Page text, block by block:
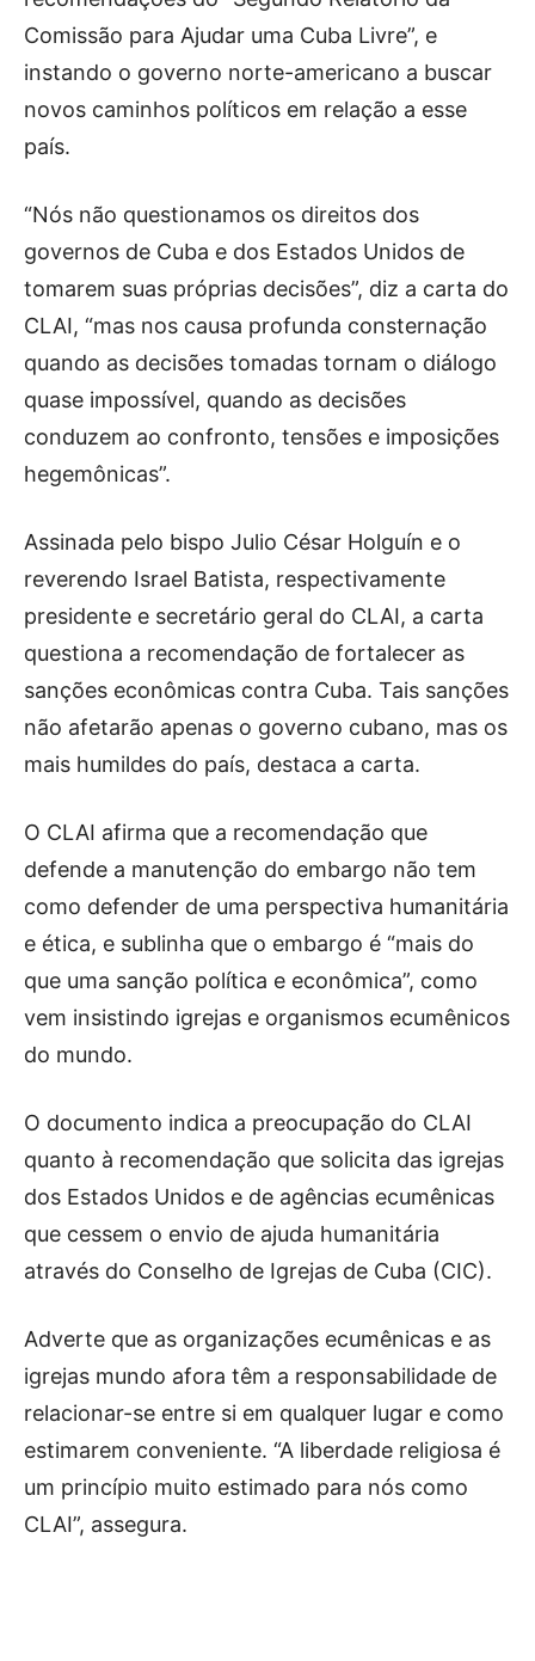
Comissão para Ajudar uma Cuba Livre”, e
instando o governo norte-americano a buscar
novos caminhos políticos em relação a esse
país.
“Nós não questionamos os direitos dos
governos de Cuba e dos Estados Unidos de
tomarem suas próprias decisões”, diz a carta do
CLAI, “mas nos causa profunda consternação
quando as decisões tomadas tornam o diálogo
quase impossível, quando as decisões
conduzem ao confronto, tensões e imposições
hegemônicas”.
Assinada pelo bispo Julio César Holguín e o
reverendo Israel Batista, respectivamente
presidente e secretário geral do CLAI, a carta
questiona a recomendação de fortalecer as
sanções econômicas contra Cuba. Tais sanções
não afetarão apenas o governo cubano, mas os
mais humildes do país, destaca a carta.
O CLAI afirma que a recomendação que
defende a manutenção do embargo não tem
como defender de uma perspectiva humanitária
e ética, e sublinha que o embargo é “mais do
que uma sanção política e econômica”, como
vem insistindo igrejas e organismos ecumênicos
do mundo.
O documento indica a preocupação do CLAI
quanto à recomendação que solicita das igrejas
dos Estados Unidos e de agências ecumênicas
que cessem o envio de ajuda humanitária
através do Conselho de Igrejas de Cuba (CIC).
Adverte que as organizações ecumênicas e as
igrejas mundo afora têm a responsabilidade de
relacionar-se entre si em qualquer lugar e como
estimarem conveniente. “A liberdade religiosa é
um princípio muito estimado para nós como
CLAI”, assegura.